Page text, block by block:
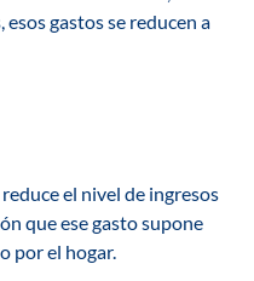
gastos se reducen a
el nivel de ingresos
que ese gasto supone
por el hogar.